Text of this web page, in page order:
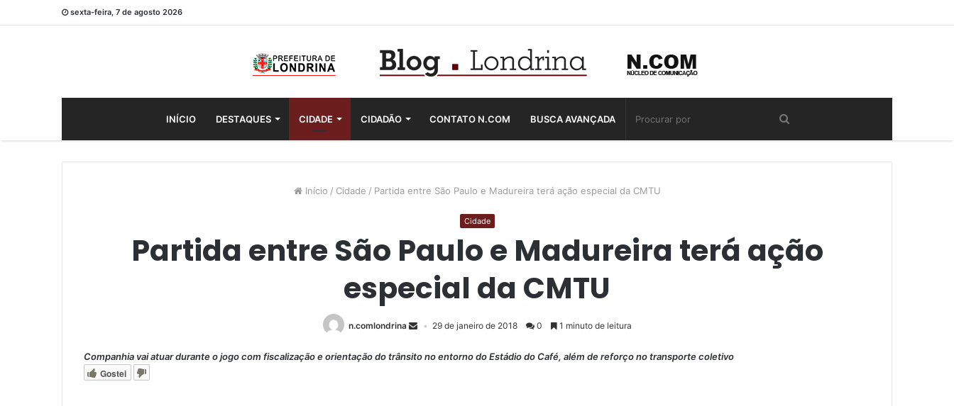
sexta-feira, 7 de agosto 2026
INÍCIO DESTAQUES CIDADE CIDADÃO CONTATO N.COM BUSCA AVANÇADA
Início / Cidade / Partida entre São Paulo e Madureira terá ação especial da CMTU
Cidade
Partida entre São Paulo e Madureira terá ação
especial da CMTU
n.comlondrina 29 de janeiro de 2018 0 1 minuto de leitura
Companhia vai atuar durante o jogo com fiscalização e orientação do trânsito no entorno do Estádio do Café, além de reforço no transporte coletivo
Gostei